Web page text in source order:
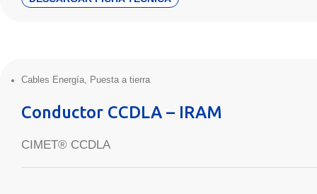
Cables Energía, Puesta a tierra
Conductor CCDLA – IRAM
CIMET® CCDLA